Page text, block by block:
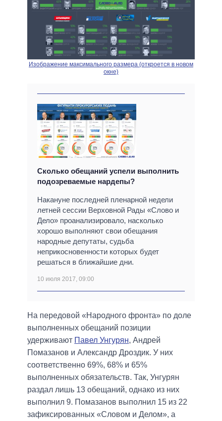
Изображение максимального размера (откроется в новом
окне)
Сколько обещаний успели выполнить
подозреваемые нардепы?
Накануне последней пленарной недели
летней сессии Верховной Рады «Слово и
Дело» проанализировало, насколько
хорошо выполняют свои обещания
народные депутаты, судьба
неприкосновенности которых будет
решаться в ближайшие дни.
10 июля 2017, 09:00
На передовой «Народного фронта» по доле
выполненных обещаний позиции
удерживают Павел Унгурян, Андрей
Помазанов и Александр Дроздик. У них
соответственно 69%, 68% и 65%
выполненных обязательств. Так, Унгурян
раздал лишь 13 обещаний, однако из них
выполнил 9. Помазанов выполнил 15 из 22
зафиксированных «Словом и Делом», а